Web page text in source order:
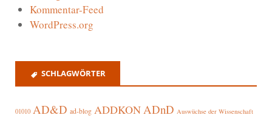
Kommentar-Feed
WordPress.org
SCHLAGWÖRTER
01010 AD&D ad-blog ADDKON ADnD Auswüchse der Wissenschaft